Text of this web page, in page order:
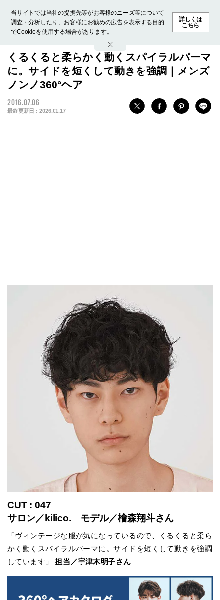
当サイトでは当社の提携先等がお客様のニーズ等について
調査・分析したり、お客様にお勧めの広告を表示する目的
でCookieを使用する場合があります。
詳しくは
こちら
ホーム モデル募集 ランキング ファッション ビューテ
くるくると柔らかく動くスパイラルパーマ
に。サイドを短くして動きを強調｜メンズ
ノンノ360°ヘア
2016.07.06
最終更新日 : 2026.01.17
CUT : 047
サロン／kilico. モデル／檜森翔斗さん
「ヴィンテージな服が気になっているので、くるくると柔ら
かく動くスパイラルパーマに。サイドを短くして動きを強調
しています」担当／宇津木明子さん